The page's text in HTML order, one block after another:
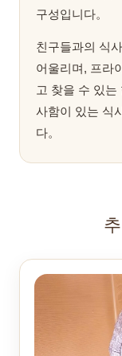
구성입니다。
친구들과의 식
어울리며, 프라
고 찾을 수 있
사함이 있는 식
다。